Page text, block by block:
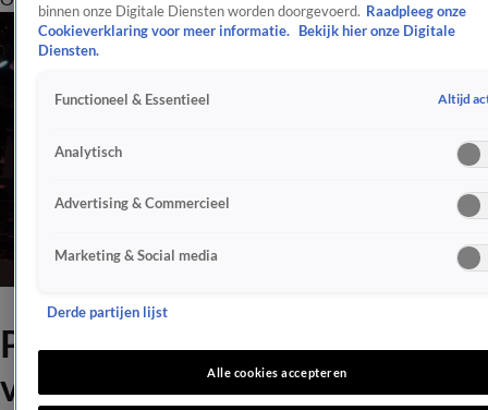
Pixar gaat op Italiaanse tour
voor volgende film
binnen onze Digitale Diensten worden doorgevoerd. Raadpleeg onze
Cookieverklaring voor meer informatie.
Bekijk hier onze Digitale
Diensten.
Functioneel & Essentieel Altijd
Analytisch
Advertising & Commercieel
Marketing & Social media
Derde partijen lijst
Alle cookies accepteren